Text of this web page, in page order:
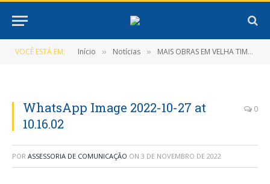
VOCÊ ESTÁ EM: Início » Notícias » MAIS OBRAS EM VELHA TIMBOTEUA
WhatsApp Image 2022-10-27 at
10.16.02
0
POR ASSESSORIA DE COMUNICAÇÃO ON 3 DE NOVEMBRO DE 2022